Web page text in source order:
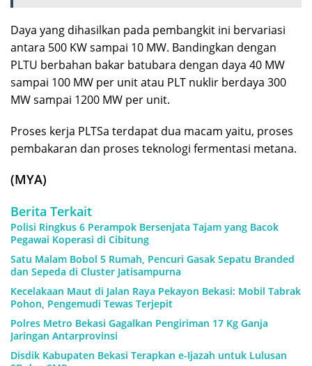
Daya yang dihasilkan pada pembangkit ini bervariasi
antara 500 KW sampai 10 MW. Bandingkan dengan
PLTU berbahan bakar batubara dengan daya 40 MW
sampai 100 MW per unit atau PLT nuklir berdaya 300
MW sampai 1200 MW per unit.
Proses kerja PLTSa terdapat dua macam yaitu, proses
pembakaran dan proses teknologi fermentasi metana.
(MYA)
Berita Terkait
Polisi Ringkus 6 Perampok Bersenjata Tajam yang Bacok
Pegawai Koperasi di Cibitung
Satu Malam Bobol 5 Rumah, Pencuri Gasak Sepatu Branded
dan Sepeda di Cluster Jatisampurna
Kecelakaan Maut di Jalan Raya Pekayon Bekasi: Mobil Tabrak
Pohon, Pengemudi Tewas Terjepit
Polres Metro Bekasi Gagalkan Pengiriman 17 Kg Ganja
Jaringan Antarprovinsi
Disdik Kabupaten Bekasi Terapkan e-Ijazah untuk Lulusan